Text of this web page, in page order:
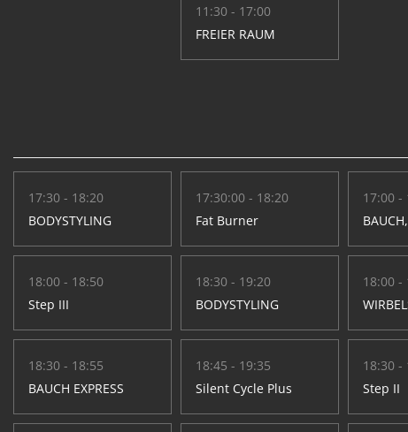
11:30 - 17:00
FREIER RAUM
17:30 - 18:20
BODYSTYLING
18:00 - 18:50
Step III
18:30 - 18:55
BAUCH EXPRESS
17:30:00 - 18:20
Fat Burner
18:30 - 19:20
BODYSTYLING
18:45 - 19:35
Silent Cycle Plus
17:00 -
18:00 -
18:30 -
Step II